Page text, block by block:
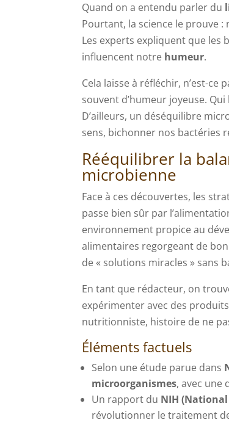
Quand on a entendu parler du
Pourtant, la science le prouve
Les experts expliquent que
influencent notre humeur.
Cela laisse à réfléchir, n’est-
souvent d’humeur joyeuse.
D’ailleurs, un déséquilibre
sens, bichonner nos bactéries
Rééquilibrer la
microbienne
Face à ces découvertes, les
passe bien sûr par
environnement propice au
alimentaires regorgeant de
de « solutions miracles » sans
En tant que rédacteur, on
expérimenter avec des
nutritionniste, histoire de ne
Éléments factuels
Selon une étude parue dans
microorganismes, avec une
Un rapport du NIH
révolutionner le traitement